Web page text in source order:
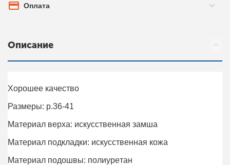
Оплата
Описание
Хорошее качество
Размеры: р.36-41
Материал верха: искусственная замша
Материал подкладки: искусственная кожа
Материал подошвы: полиурeтан